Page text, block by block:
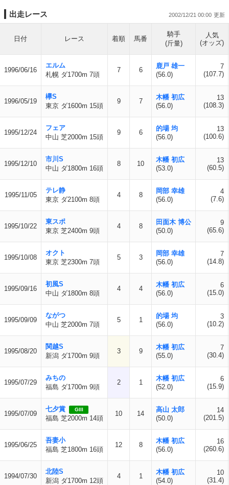
出走レース 2002/12/21 00:00
日付 レース 着順 馬番
騎手
(斤量)
人気
(オッズ)
1996/06/16
エルム
札幌 ダ1700m 7頭
7 6
鹿戸 雄一
(56.0)
7
(107.7)
1996/05/19
欅S
東京 ダ1600m 15頭
9 7
木幡 初広
(56.0)
13
(108.3)
1995/12/24
フェア
中山 芝2000m 15頭
9 6
的場 均
(56.0)
13
(100.6)
1995/12/10
市川S
中山 ダ1800m 16頭
8 10
木幡 初広
(53.0)
13
(60.5)
1995/11/05
テレ静
東京 ダ2100m 8頭
4 8
岡部 幸雄
(56.0)
4
(7.6)
1995/10/22
東スポ
東京 芝2400m 9頭
4 8
田面木 博公
(50.0)
9
(65.6)
1995/10/08
オクト
東京 芝2300m 7頭
5 3
岡部 幸雄
(56.0)
7
(14.8)
1995/09/16
初風S
中山 ダ1800m 8頭
4 4
木幡 初広
(56.0)
6
(15.0)
1995/09/09
ながつ
中山 芝2000m 7頭
5 1
的場 均
(56.0)
3
(10.2)
1995/08/20
関越S
新潟 ダ1700m 9頭
3 9
木幡 初広
(55.0)
7
(30.4)
1995/07/29
みちの
福島 ダ1700m 9頭
2 1
木幡 初広
(52.0)
6
(15.9)
1995/07/09
七夕賞 GIII
福島 芝2000m 14頭
10 14
高山 太郎
(50.0)
14
(201.5)
1995/06/25
吾妻小
福島 芝1800m 16頭
12 8
木幡 初広
(56.0)
16
(260.6)
1994/07/30
北陸S
新潟 ダ1700m 12頭
4 1
木幡 初広
(54.0)
10
(31.4)